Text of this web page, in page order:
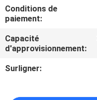
CONTACTEZ-
NOUS
NOUVELLES
Conditions de
paiement:
Capacité
d'approvisionnement:
Surligner: